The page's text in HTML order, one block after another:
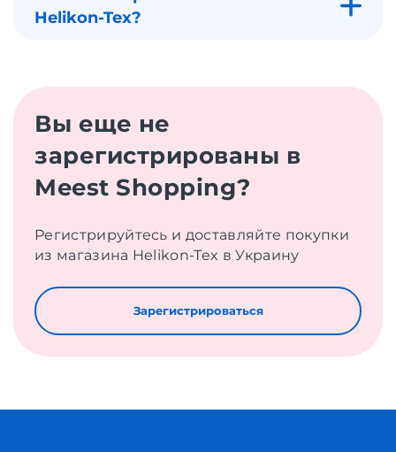
Helikon-Tex?
Вы еще не
зарегистрированы в
Meest Shopping?
Регистрируйтесь и доставляйте покупки
из магазина Helikon-Tex в Украину
Зарегистрироваться